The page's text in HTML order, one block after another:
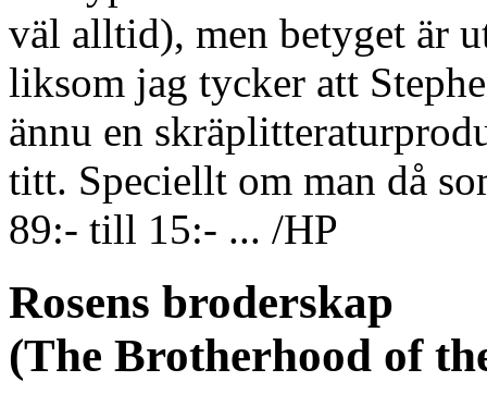
väl alltid), men betyget är
liksom jag tycker att
ännu en
titt. Speciellt om man då
89:- till 15:- ... /HP
Rosens broderskap
(The Brotherhood of